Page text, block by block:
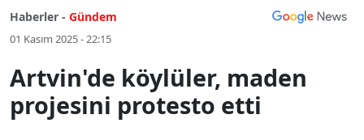
Haberler - Gündem
01 Kasım 2025 - 22:15
Artvin'de köylüler, maden
projesini protesto etti